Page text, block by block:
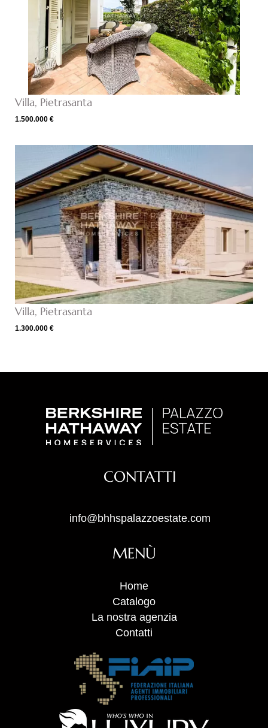
Villa, Pietrasanta
1.500.000 €
Villa, Pietrasanta
1.300.000 €
CONTATTI
info@bhhspalazzoestate.com
MENÙ
Home
Catalogo
La nostra agenzia
Contatti